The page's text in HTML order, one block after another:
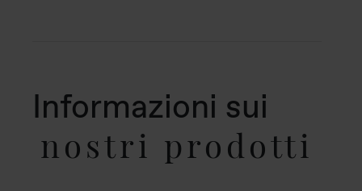
Informazioni sui
nostri prodotti